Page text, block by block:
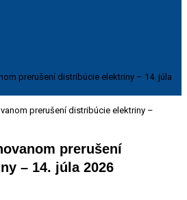
prerušení distribúcie elektriny – 14. júla
prerušení
– 14. júla 2026